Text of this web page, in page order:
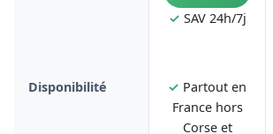
✓ SAV 24h/7j
Disponibilité ✓ Partout en
France hors
Corse et